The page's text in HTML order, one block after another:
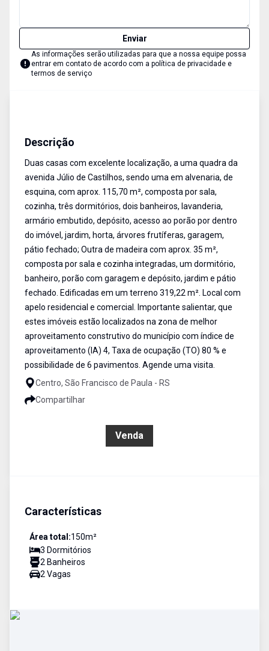
Enviar
As informações serão utilizadas para que a nossa equipe possa
entrar em contato de acordo com a política de privacidade e
termos de serviço
Descrição
Duas casas com excelente localização, a uma quadra da
avenida Júlio de Castilhos, sendo uma em alvenaria, de
esquina, com aprox. 115,70 m², composta por sala,
cozinha, três dormitórios, dois banheiros, lavanderia,
armário embutido, depósito, acesso ao porão por dentro
do imóvel, jardim, horta, árvores frutíferas, garagem,
pátio fechado; Outra de madeira com aprox. 35 m²,
composta por sala e cozinha integradas, um dormitório,
banheiro, porão com garagem e depósito, jardim e pátio
fechado. Edificadas em um terreno 319,22 m². Local com
apelo residencial e comercial. Importante salientar, que
estes imóveis estão localizados na zona de melhor
aproveitamento construtivo do município com índice de
aproveitamento (IA) 4, Taxa de ocupação (TO) 80 % e
possibilidade de 6 pavimentos. Agende uma visita.
Centro, São Francisco de Paula - RS
Compartilhar
Venda
Características
Área total:150m²
3 Dormitórios
2 Banheiros
2 Vagas